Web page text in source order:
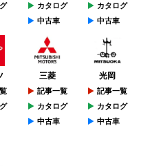
カタログ
中古車
カタログ
中古車
三菱
記事一覧
カタログ
中古車
光岡
記事一覧
カタログ
中古車